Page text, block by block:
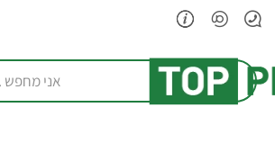
מחפש